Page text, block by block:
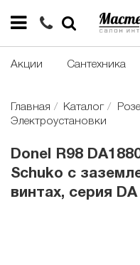
Акции Сантехника
Главная Каталог
Электроустановки
Donel R98
Schuko с
винтах, серия DA